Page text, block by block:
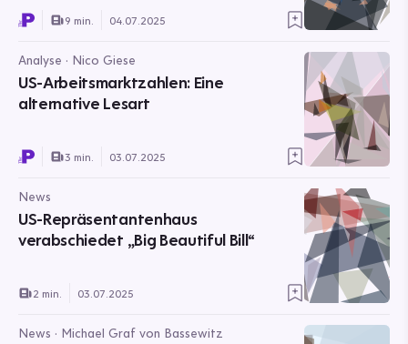
9 min. 04.07.2025
Analyse · Nico Giese
US-Arbeitsmarktzahlen: Eine
alternative Lesart
3 min. 03.07.2025
News
US-Repräsentantenhaus
verabschiedet „Big Beautiful Bill“
2 min. 03.07.2025
News · Michael Graf von Bassewitz